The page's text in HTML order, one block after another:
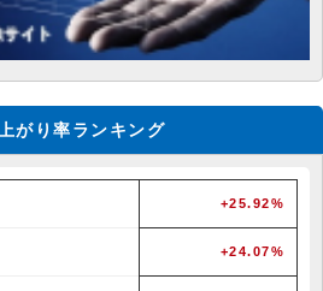
がり率ランキング
+25.92%
+24.07%